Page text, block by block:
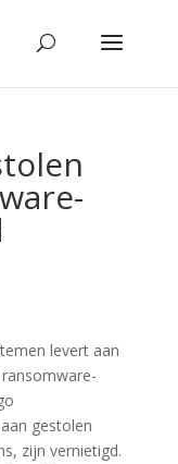
levert aan
gestolen
zijn vernietigd.